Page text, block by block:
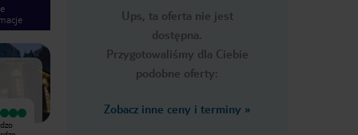
Ups, ta oferta nie jest
dostępna.
Przygotowaliśmy dla Ciebie
podobne oferty:
Zobacz inne ceny i terminy »
Next slide
1/22
Bardzo dobry